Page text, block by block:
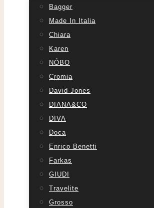
Bagger
Made In Italia
Chiara
Karen
NÓBO
Cromia
David Jones
DIANA&CO
DIVA
Doca
Enrico Benetti
Farkas
GIUDI
Travelite
Grosso